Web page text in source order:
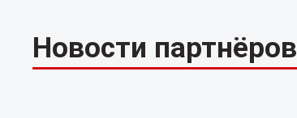
Новости партнёров